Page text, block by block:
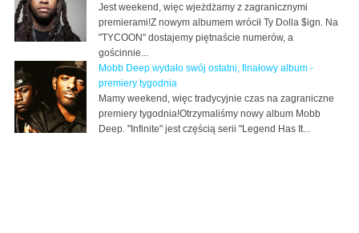
Jest weekend, więc wjeżdżamy z zagranicznymi
premierami!Z nowym albumem wrócił Ty Dolla $ign. Na
"TYCOON" dostajemy piętnaście numerów, a
gościnnie...
Mobb Deep wydało swój ostatni, finałowy album -
premiery tygodnia
Mamy weekend, więc tradycyjnie czas na zagraniczne
premiery tygodnia!Otrzymaliśmy nowy album Mobb
Deep. "Infinite" jest częścią serii "Legend Has It...